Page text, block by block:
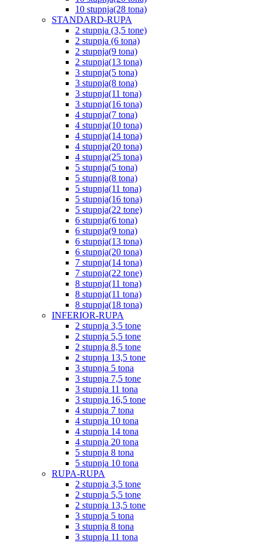
10 stupnja(28 tona)
STANDARD-RUPA
2 stupnja (3,5 tone)
2 stupnja (6 tona)
2 stupnja(9 tona)
2 stupnja(13 tona)
3 stupnja(5 tona)
3 stupnja(8 tona)
3 stupnja(11 tona)
3 stupnja(16 tona)
4 stupnja(7 tona)
4 stupnja(10 tona)
4 stupnja(14 tona)
4 stupnja(20 tona)
4 stupnja(25 tona)
5 stupnja(5 tona)
5 stupnja(8 tona)
5 stupnja(11 tona)
5 stupnja(16 tona)
5 stupnja(22 tone)
6 stupnja(6 tona)
6 stupnja(9 tona)
6 stupnja(13 tona)
6 stupnja(20 tona)
7 stupnja(14 tona)
7 stupnja(22 tone)
8 stupnja(11 tona)
8 stupnja(11 tona)
8 stupnja(18 tona)
INFERIOR-RUPA
2 stupnja 3,5 tone
2 stupnja 5,5 tone
2 stupnja 8,5 tone
2 stupnja 13,5 tone
3 stupnja 5 tona
3 stupnja 7,5 tone
3 stupnja 11 tona
3 stupnja 16,5 tone
4 stupnja 7 tona
4 stupnja 10 tona
4 stupnja 14 tona
4 stupnja 20 tona
5 stupnja 8 tona
5 stupnja 10 tona
RUPA-RUPA
2 stupnja 3,5 tone
2 stupnja 5,5 tone
2 stupnja 13,5 tone
3 stupnja 5 tona
3 stupnja 8 tona
3 stupnja 11 tona